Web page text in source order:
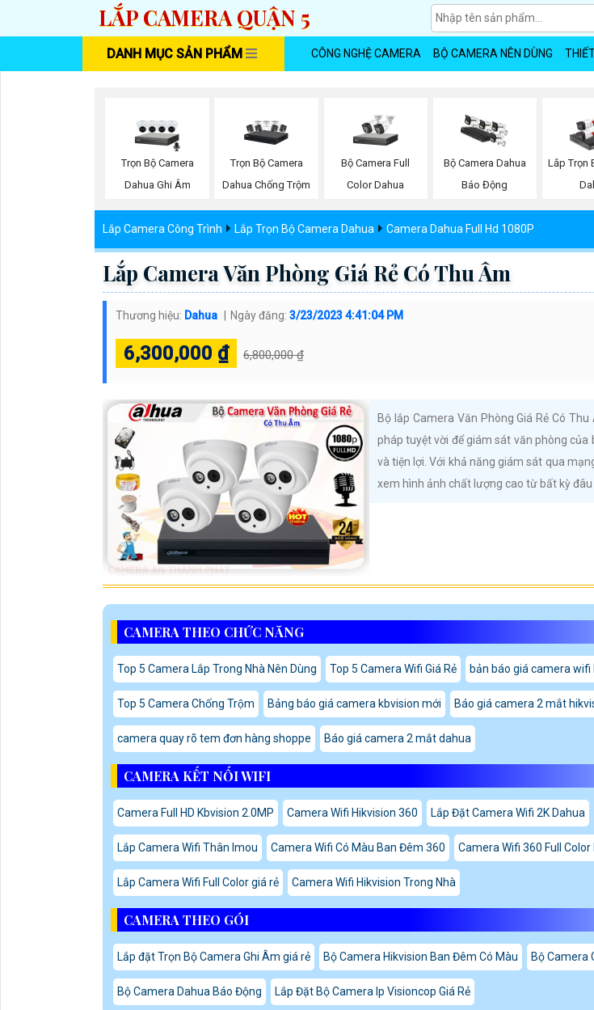
LẮP CAMERA QUẬN 5
DANH MỤC SẢN PHẨM CÔNG NGHỆ CAMERA BỘ CAMERA NÊN DÙNG
Trọn Bộ Camera
Dahua Ghi Âm
Trọn Bộ Camera
Dahua Chống Trộm
Bộ Camera Full
Color Dahua
Bộ Camera Dahua
Báo Động
Lắp Trọn
Lắp Camera Công Trình Lắp Trọn Bộ Camera Dahua Camera Dahua Full Hd 1080P
Lắp Camera Văn Phòng Giá Rẻ Có Thu Âm
Thương hiệu: Dahua Ngày đăng: 3/23/2023 4:41:04 PM
6,300,000 ₫ 6,800,000 ₫
Bộ lắp Camera Văn Phòng Giá Rẻ Có
pháp tuyệt vời để giám sát văn phòng của
và tiện lợi. Với khả năng giám sát qua
xem hình ảnh chất lượng cao từ bất kỳ đâu
CAMERA THEO CHỨC NĂNG
Top 5 Camera Lắp Trong Nhà Nên Dùng Top 5 Camera Wifi Giá Rẻ bản báo giá camera wifi
Top 5 Camera Chống Trộm Bảng báo giá camera kbvision mới Báo giá camera 2 mắt
camera quay rõ tem đơn hàng shoppe Báo giá camera 2 mắt dahua
CAMERA KẾT NỐI WIFI
Camera Full HD Kbvision 2.0MP Camera Wifi Hikvision 360 Lắp Đặt Camera Wifi 2K Dahua
Lắp Camera Wifi Thân Imou Camera Wifi Có Màu Ban Đêm 360 Camera Wifi 360 Full Color
Lắp Camera Wifi Full Color giá rẻ Camera Wifi Hikvision Trong Nhà
CAMERA THEO GÓI
Lắp đặt Trọn Bộ Camera Ghi Âm giá rẻ Bộ Camera Hikvision Ban Đêm Có Màu Bộ Camera
Bộ Camera Dahua Báo Động Lắp Đặt Bộ Camera Ip Visioncop Giá Rẻ